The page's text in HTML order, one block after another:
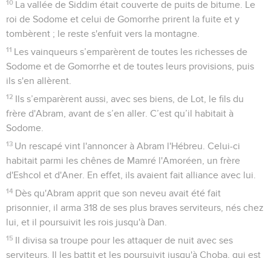
10 La vallée de Siddim était couverte de puits de bitume. Le
roi de Sodome et celui de Gomorrhe prirent la fuite et y
tombèrent ; le reste s'enfuit vers la montagne.
11 Les vainqueurs s’emparèrent de toutes les richesses de
Sodome et de Gomorrhe et de toutes leurs provisions, puis
ils s'en allèrent.
12 Ils s’emparèrent aussi, avec ses biens, de Lot, le fils du
frère d'Abram, avant de s’en aller. C’est qu’il habitait à
Sodome.
13 Un rescapé vint l'annoncer à Abram l'Hébreu. Celui-ci
habitait parmi les chênes de Mamré l'Amoréen, un frère
d'Eshcol et d'Aner. En effet, ils avaient fait alliance avec lui.
14 Dès qu'Abram apprit que son neveu avait été fait
prisonnier, il arma 318 de ses plus braves serviteurs, nés chez
lui, et il poursuivit les rois jusqu'à Dan.
15 Il divisa sa troupe pour les attaquer de nuit avec ses
serviteurs. Il les battit et les poursuivit jusqu'à Choba, qui est